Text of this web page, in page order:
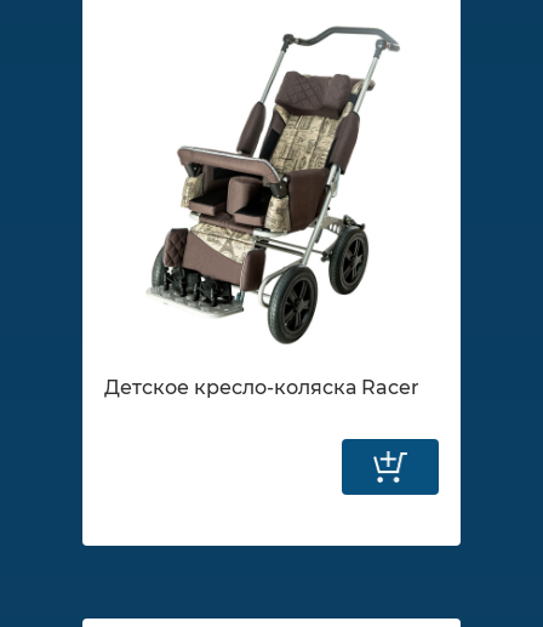
Детское кресло-коляска Racer